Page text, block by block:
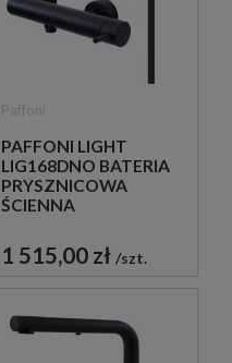
PAFFONI LIGHT
LIG168DNO BATERIA
PRYSZNICOWA
ŚCIENNA
CZARNA
1 515,00 zł szt.